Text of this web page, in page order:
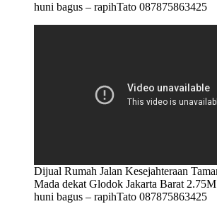
huni bagus – rapihTato 087875863425
Dijual Rumah Jalan Kesejahteraan
Mada dekat Glodok Jakarta Barat
huni bagus – rapihTato 087875863425